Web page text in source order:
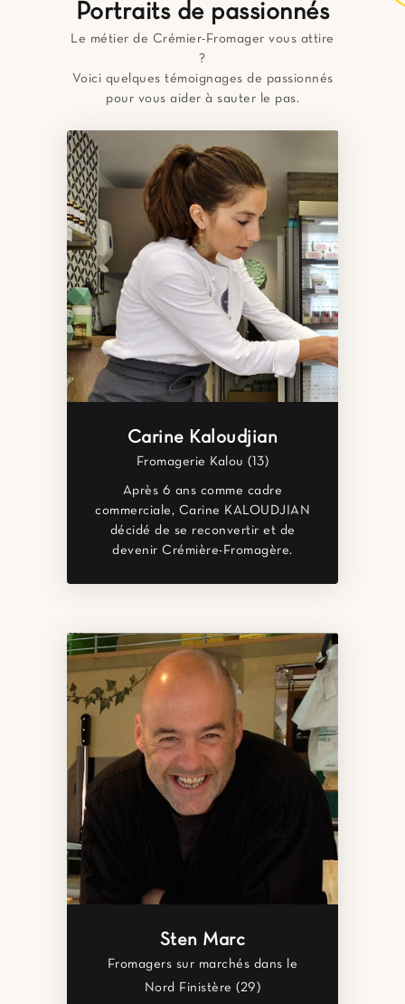
Portraits de passionnés
Le métier de Crémier-Fromager vous attire
?
Voici quelques témoignages de passionnés
pour vous aider à sauter le pas.
Carine Kaloudjian
Fromagerie Kalou (13)
Après 6 ans comme cadre
commerciale, Carine KALOUDJIAN
décidé de se reconvertir et de
devenir Crémière-Fromagère.
Sten Marc
Fromagers sur marchés dans le
Nord Finistère (29)